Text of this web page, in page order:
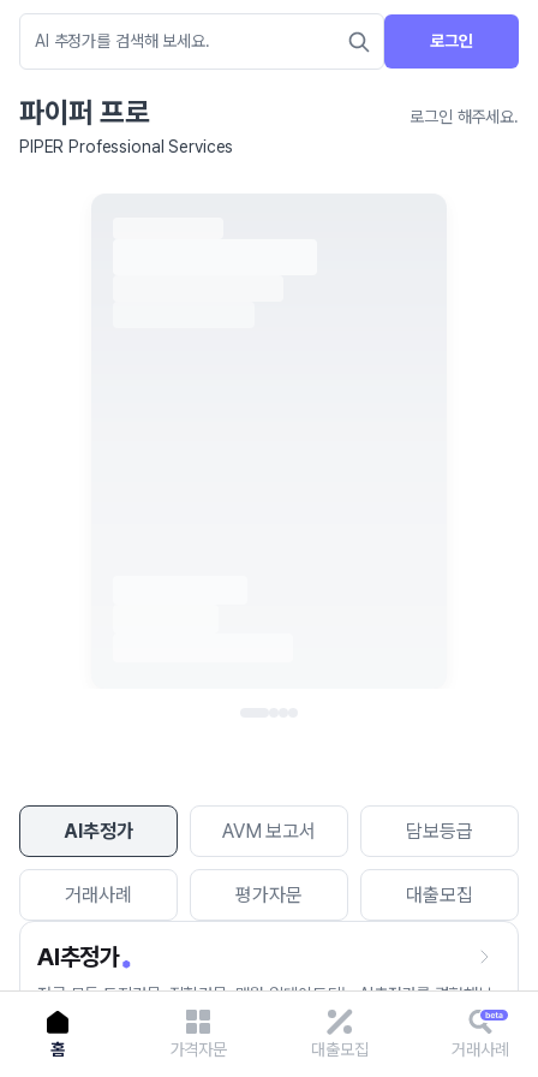
로그인
파이퍼 프로
로그인 해주세요.
PIPER Professional Services
AI추정가 AVM 보고서 담보등급
거래사례 평가자문 대출모집
AI추정가
전국 모든 토지건물, 집합건물, 매월 업데이트되는 AI추정가를 경험해보
세요.
홈 가격자문 대출모집 거래사례